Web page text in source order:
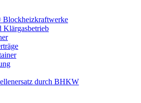
Blockheizkraftwerke
Klärgasbetrieb
durch BHKW